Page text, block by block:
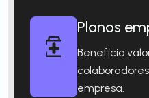
Planos
Benefício
empresa.